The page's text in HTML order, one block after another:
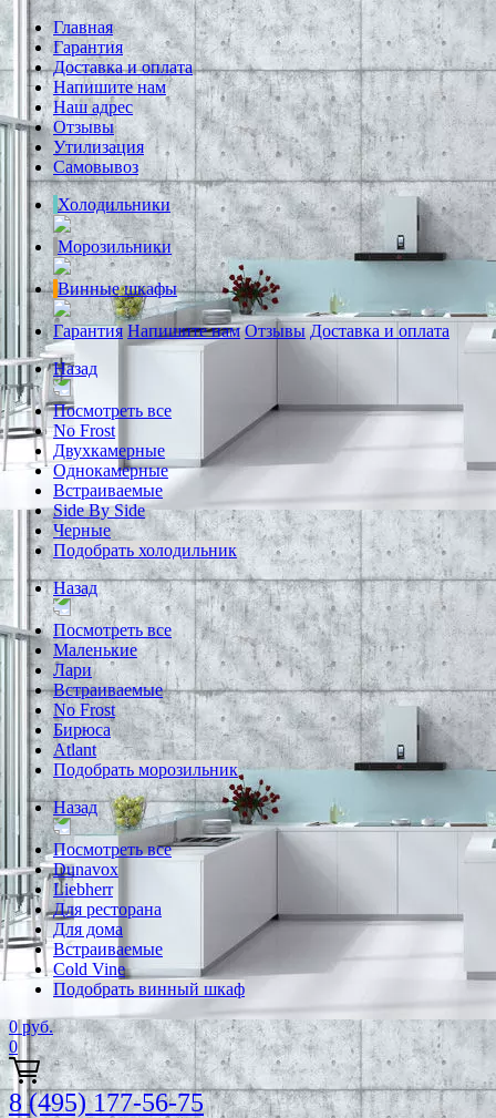
Главная
Гарантия
Доставка и оплата
Напишите нам
Наш адрес
Отзывы
Утилизация
Самовывоз
Холодильники
Морозильники
Винные шкафы
Гарантия Напишите нам Отзывы Доставка и оплата
Назад
Посмотреть все
No Frost
Двухкамерные
Однокамерные
Встраиваемые
Side By Side
Черные
Подобрать холодильник
Назад
Посмотреть все
Маленькие
Лари
Встраиваемые
No Frost
Бирюса
Atlant
Подобрать морозильник
Назад
Посмотреть все
Dunavox
Liebherr
Для ресторана
Для дома
Встраиваемые
Cold Vine
Подобрать винный шкаф
0 руб.
0
8 (495) 177-56-75